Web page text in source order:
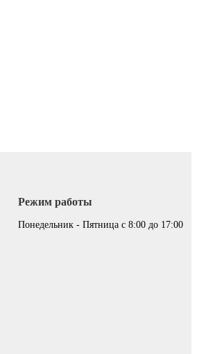
Режим работы
Понедельник - Пятница с 8:00 до 17:00